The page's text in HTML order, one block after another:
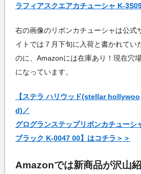
ラフィアスクエアカチューシャ K-
右の画像のリボンカチューシャは公式
イトでは７月下旬に入荷と書かれてい
のに、Amazonには在庫あり！現在穴
になっています。
【ステラ ハリウッド(stellar hollywoo
d)／
グログランステップリボンカチューシ
ブラック K-0047 00】はコチラ＞＞
Amazonでは新商品が沢山